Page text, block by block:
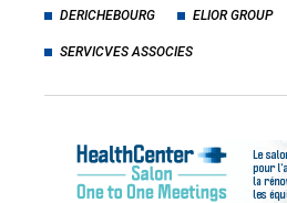
DERICHEBOURG ELIOR GROUP
SERVICVES ASSOCIES